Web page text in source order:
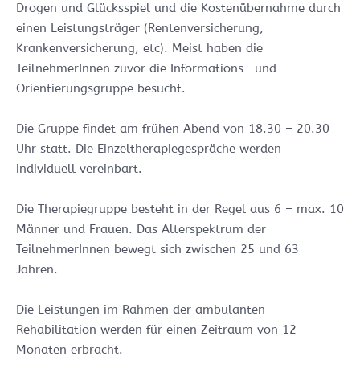
Drogen und Glücksspiel und die Kostenübernahme durch
einen Leistungsträger (Rentenversicherung,
Krankenversicherung, etc). Meist haben die
TeilnehmerInnen zuvor die Informations- und
Orientierungsgruppe besucht.
Die Gruppe findet am frühen Abend von 18.30 – 20.30
Uhr statt. Die Einzeltherapiegespräche werden
individuell vereinbart.
Die Therapiegruppe besteht in der Regel aus 6 – max. 10
Männer und Frauen. Das Alterspektrum der
TeilnehmerInnen bewegt sich zwischen 25 und 63
Jahren.
Die Leistungen im Rahmen der ambulanten
Rehabilitation werden für einen Zeitraum von 12
Monaten erbracht.